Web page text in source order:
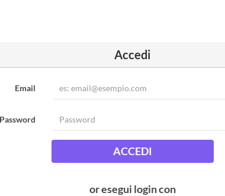
Accedi
Email
Password
ACCEDI
or esegui login con